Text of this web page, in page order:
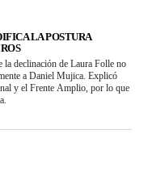
LA POSTURA
declinación de Laura Folle no
a Daniel Mujica. Explicó
y el Frente Amplio, por lo que